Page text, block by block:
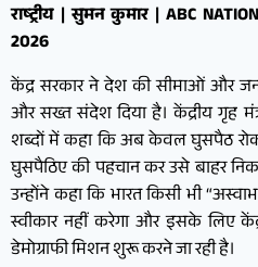
राष्ट्रीय | सुमन कुमार | ABC
2026
केंद्र सरकार ने देश की सीमाओं और
और सख्त संदेश दिया है। केंद्रीय गृह
शब्दों में कहा कि अब केवल घुसपैठ
घुसपैठिए की पहचान कर उसे बाहर
उन्होंने कहा कि भारत किसी भी
स्वीकार नहीं करेगा और इसके लिए
डेमोग्राफी मिशन शुरू करने जा रही है।